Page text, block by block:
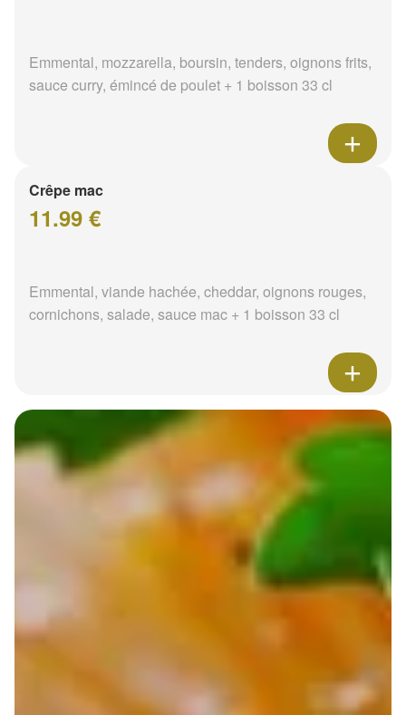
Emmental, mozzarella, boursin, tenders, oignons frits,
sauce curry, émincé de poulet + 1 boisson 33 cl
Crêpe mac
11.99 €
Emmental, viande hachée, cheddar, oignons rouges,
cornichons, salade, sauce mac + 1 boisson 33 cl